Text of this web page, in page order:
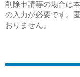
削除申請等の場合は
の入力が必要です。
おりません。